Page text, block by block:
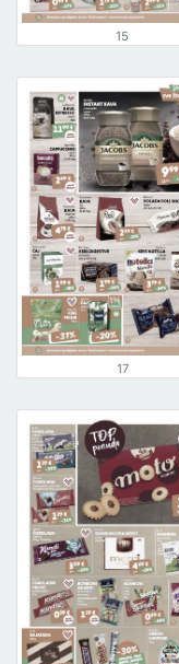
15
17